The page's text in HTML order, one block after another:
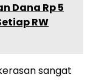
Dana Rp 5
RW
sangat